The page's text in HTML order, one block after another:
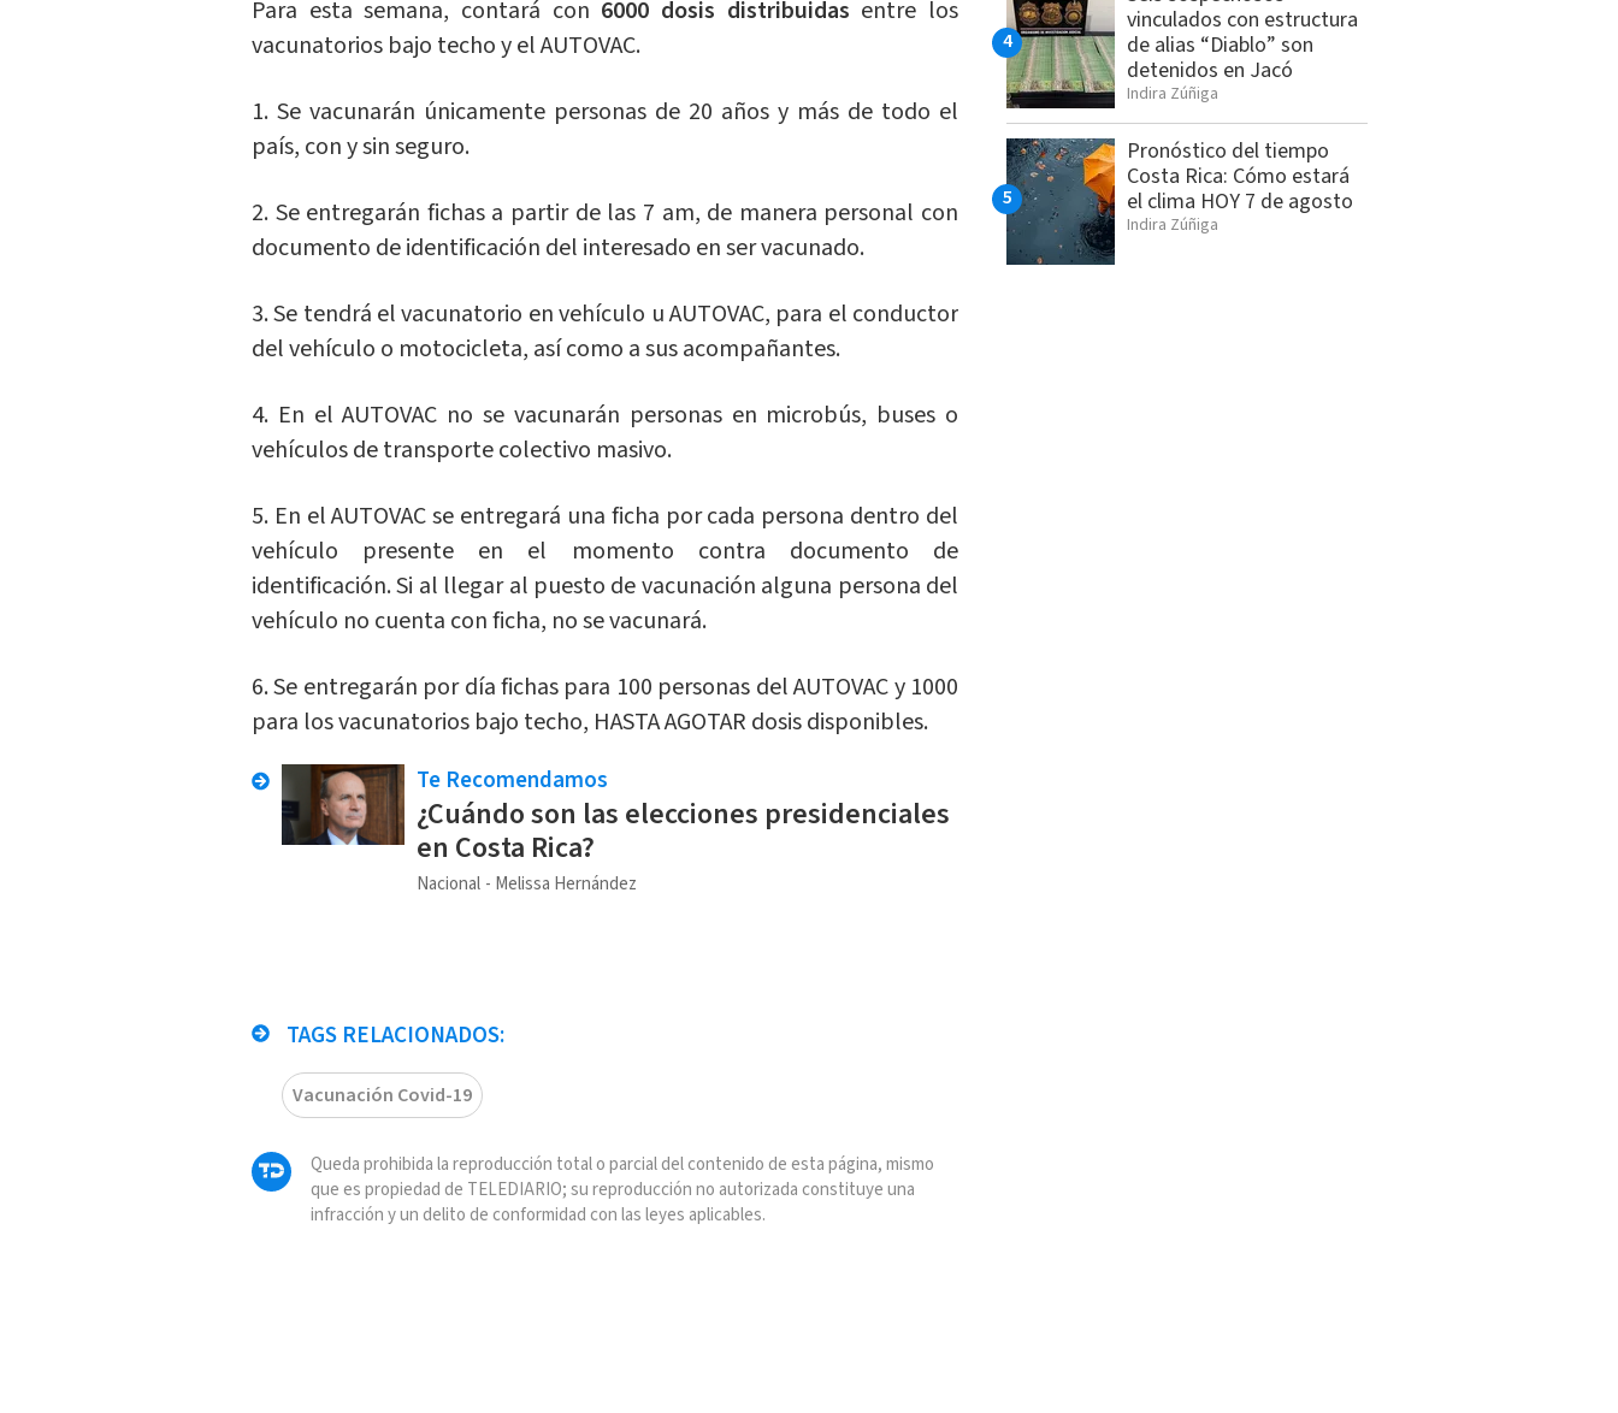
Para esta semana, contará con 6000 dosis distribuidas entre los
vacunatorios bajo techo y el AUTOVAC.
1. Se vacunarán únicamente personas de 20 años y más de todo el
país, con y sin seguro.
2. Se entregarán fichas a partir de las 7 am, de manera personal con
documento de identificación del interesado en ser vacunado.
3. Se tendrá el vacunatorio en vehículo u AUTOVAC, para el conductor
del vehículo o motocicleta, así como a sus acompañantes.
4. En el AUTOVAC no se vacunarán personas en microbús, buses o
vehículos de transporte colectivo masivo.
5. En el AUTOVAC se entregará una ficha por cada persona dentro del
vehículo presente en el momento contra documento de
identificación. Si al llegar al puesto de vacunación alguna persona del
vehículo no cuenta con ficha, no se vacunará.
6. Se entregarán por día fichas para 100 personas del AUTOVAC y 1000
para los vacunatorios bajo techo, HASTA AGOTAR dosis disponibles.
Te Recomendamos
¿Cuándo son las elecciones presidenciales
en Costa Rica?
Nacional Melissa Hernández
TAGS RELACIONADOS:
Vacunación Covid-19
Queda prohibida la reproducción total o parcial del contenido de esta página, mismo
que es propiedad de TELEDIARIO; su reproducción no autorizada constituye una
infracción y un delito de conformidad con las leyes aplicables.
vinculados con estructura
de alias “Diablo” son
detenidos en Jacó
Indira Zúñiga
Pronóstico del tiempo
Costa Rica: Cómo estará
el clima HOY 7 de agosto
Indira Zúñiga